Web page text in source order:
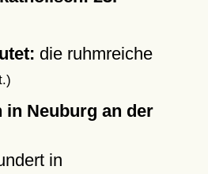
die ruhmreiche
Neuburg an der
in